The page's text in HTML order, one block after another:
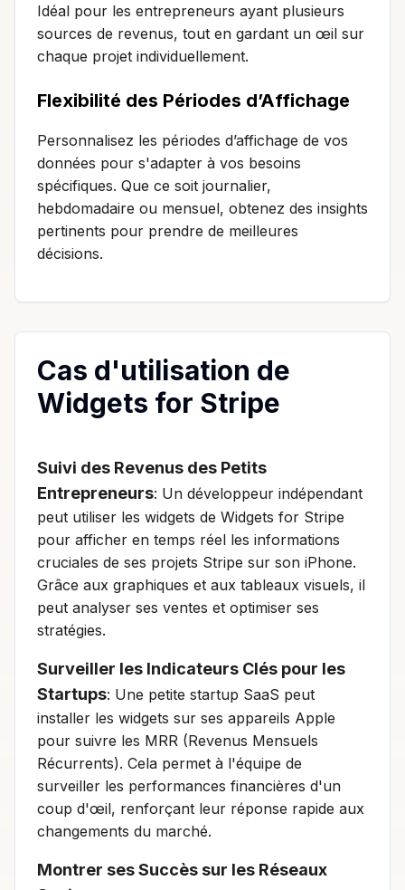
Idéal pour les entrepreneurs ayant plusieurs
sources de revenus, tout en gardant un œil sur
chaque projet individuellement.
Flexibilité des Périodes d’Affichage
Personnalisez les périodes d’affichage de vos
données pour s'adapter à vos besoins
spécifiques. Que ce soit journalier,
hebdomadaire ou mensuel, obtenez des insights
pertinents pour prendre de meilleures
décisions.
Cas d'utilisation de
Widgets for Stripe
Suivi des Revenus des Petits
Entrepreneurs: Un développeur indépendant
peut utiliser les widgets de Widgets for Stripe
pour afficher en temps réel les informations
cruciales de ses projets Stripe sur son iPhone.
Grâce aux graphiques et aux tableaux visuels, il
peut analyser ses ventes et optimiser ses
stratégies.
Surveiller les Indicateurs Clés pour les
Startups: Une petite startup SaaS peut
installer les widgets sur ses appareils Apple
pour suivre les MRR (Revenus Mensuels
Récurrents). Cela permet à l'équipe de
surveiller les performances financières d'un
coup d'œil, renforçant leur réponse rapide aux
changements du marché.
Montrer ses Succès sur les Réseaux